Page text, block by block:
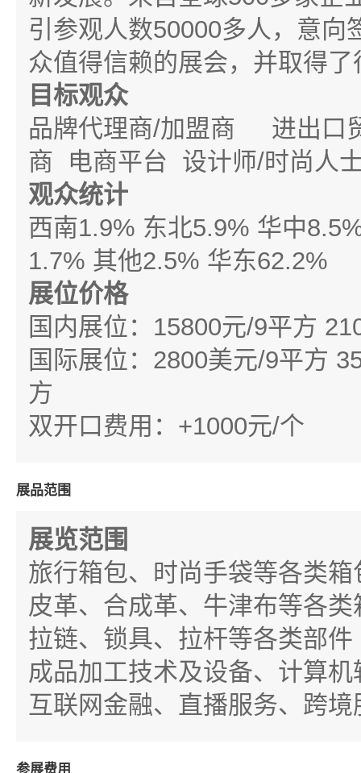
引参观人数50000多人，意向
众值得信赖的展会，并取得
目标观众
品牌代理商/加盟商 进出口
商 电商平台 设计师/时尚人
观众统计
西南1.9% 东北5.9% 华中
1.7% 其他2.5% 华东62.2%
展位价格
国内展位： 15800元/9平方
国际展位： 2800美元/9平方
方
双开口费用： +1000元/个
展品范围
展览范围
旅行箱包、时尚手袋等各类箱
皮革、合成革、牛津布等各
拉链、锁具、拉杆等各类部件
成品加工技术及设备、计算
互联网金融、直播服务、跨
参展费用